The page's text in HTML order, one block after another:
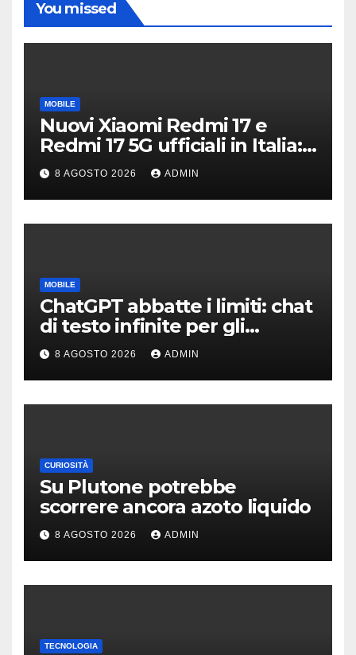
You missed
MOBILE
Nuovi Xiaomi Redmi 17 e
Redmi 17 5G ufficiali in Italia:
specifiche tecniche,
differenze e prezzi
8 AGOSTO 2026 ADMIN
MOBILE
ChatGPT abbatte i limiti: chat
di testo infinite per gli
account gratis e intelligenza
potenziata
8 AGOSTO 2026 ADMIN
CURIOSITÀ
Su Plutone potrebbe
scorrere ancora azoto liquido
8 AGOSTO 2026 ADMIN
TECNOLOGIA